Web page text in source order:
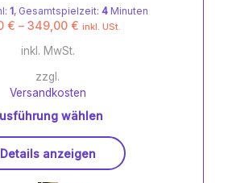
1, Gesamtspielzeit: 4Minuten
€ – 349,00 € inkl. USt.
inkl. MwSt.
zzgl.
Versandkosten
wählen
Produkt
weist
Details anzeigen